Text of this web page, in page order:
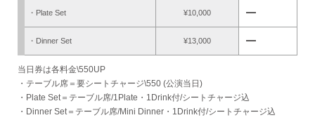
・Plate Set ¥10,000 remove
・Dinner Set ¥13,000 remove
当日券は各料金\550UP
・テーブル席＝要シートチャージ\550 (公演当日)
・Plate Set＝テーブル席/1Plate・1Drink付/シートチャージ込
・Dinner Set＝テーブル席/Mini Dinner・1Drink付/シートチャージ込